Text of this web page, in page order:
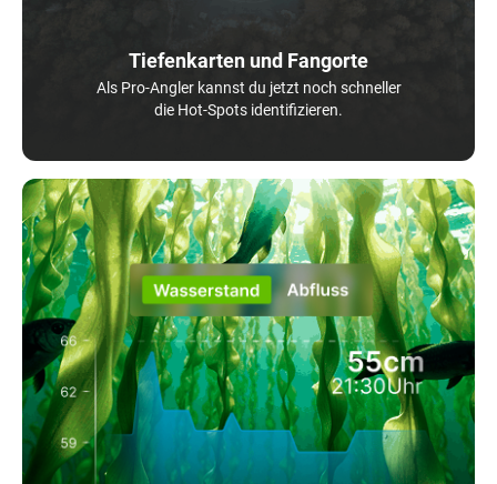
Tiefenkarten und Fangorte
Als Pro-Angler kannst du jetzt noch schneller
die Hot-Spots identifizieren.